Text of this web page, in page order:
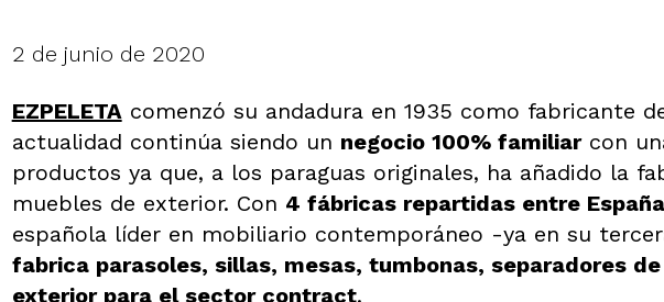
2 de junio de 2020
EZPELETAcomenzó su andadura en 1935 como fabricante
actualidad continúa siendo un negocio 100% familiarcon
productos ya que, a los paraguas originales, ha añadido la
muebles de exterior. Con 4 fábricas repartidas entre
española líder en mobiliario contemporáneo -ya en su
fabrica parasoles, sillas, mesas, tumbonas, separadores
exterior para el sector contract.